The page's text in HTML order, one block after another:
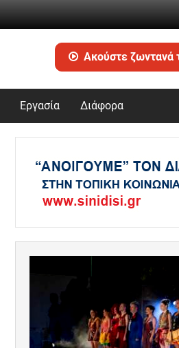
Ακούστε ζωντανά
Εργασία Διάφορα